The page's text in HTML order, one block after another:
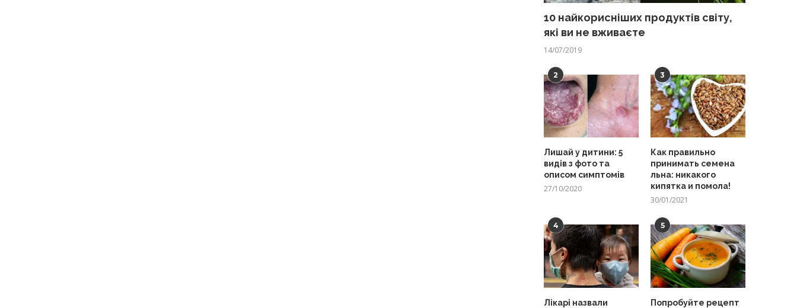
10 найкорисніших продуктів світу,
які ви не вживаєте
14/07/2019
2
Лишай у дитини: 5
видів з фото та
описом симптомів
27/10/2020
3
Как правильно
принимать семена
льна: никакого
кипятка и помола!
30/01/2021
4
Лікарі назвали
5
Попробуйте рецепт